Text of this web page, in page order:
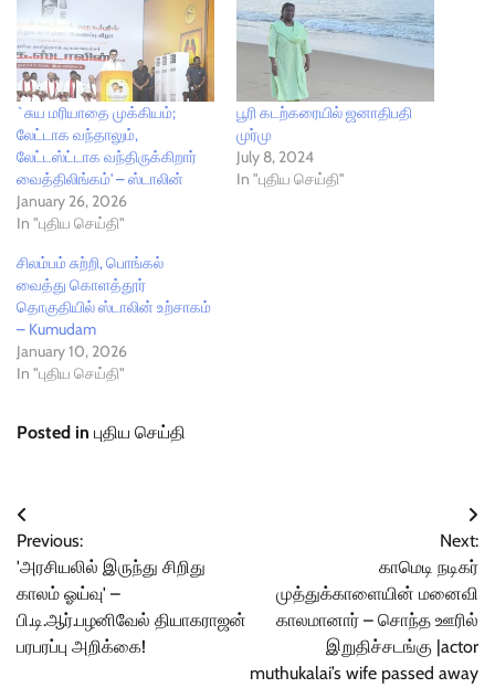
`சுய மரியாதை முக்கியம்;
லேட்டாக வந்தாலும்,
லேட்டஸ்ட்டாக வந்திருக்கிறார்
வைத்திலிங்கம்' – ஸ்டாலின்
January 26, 2026
In "புதிய செய்தி"
பூரி கடற்கரையில் ஜனாதிபதி
முர்மு
July 8, 2024
In "புதிய செய்தி"
சிலம்பம் சுற்றி, பொங்கல்
வைத்து கொளத்தூர்
தொகுதியில் ஸ்டாலின் உற்சாகம்
– Kumudam
January 10, 2026
In "புதிய செய்தி"
Posted in புதிய செய்தி
Post
navigation
Previous:
'அரசியலில் இருந்து சிறிது
காலம் ஓய்வு' –
பி.டி.ஆர்.பழனிவேல் தியாகராஜன்
பரபரப்பு அறிக்கை!
Next:
காமெடி நடிகர்
முத்துக்காளையின் மனைவி
காலமானார் – சொந்த ஊரில்
இறுதிச்சடங்கு |actor
muthukalai’s wife passed away